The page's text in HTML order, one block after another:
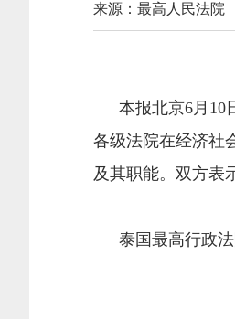
来源：最高人民法院
本报北京6月10
各级法院在经济社
及其职能。双方表
泰国最高行政法